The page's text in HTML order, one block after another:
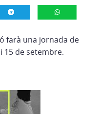
farà una jornada de
15 de setembre.